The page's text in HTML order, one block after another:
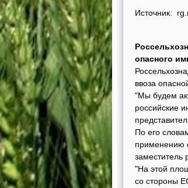
Источник:
опасного
ввоза
"Мы будем
российские
По его
применению
заместитель
"На этой
со стороны